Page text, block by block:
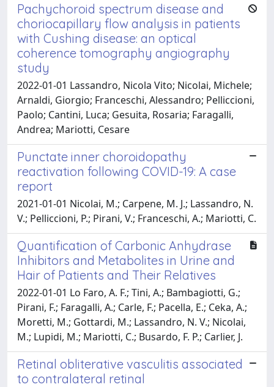
Pachychoroid spectrum disease and
choriocapillary flow analysis in patients
with Cushing disease: an optical
coherence tomography angiography
study
2022-01-01 Lassandro, Nicola Vito; Nicolai, Michele;
Arnaldi, Giorgio; Franceschi, Alessandro; Pelliccioni,
Paolo; Cantini, Luca; Gesuita, Rosaria; Faragalli,
Andrea; Mariotti, Cesare
Punctate inner choroidopathy
reactivation following COVID-19: A case
report
2021-01-01 Nicolai, M.; Carpene, M. J.; Lassandro, N.
V.; Pelliccioni, P.; Pirani, V.; Franceschi, A.; Mariotti, C.
Quantification of Carbonic Anhydrase
Inhibitors and Metabolites in Urine and
Hair of Patients and Their Relatives
2022-01-01 Lo Faro, A. F.; Tini, A.; Bambagiotti, G.;
Pirani, F.; Faragalli, A.; Carle, F.; Pacella, E.; Ceka, A.;
Moretti, M.; Gottardi, M.; Lassandro, N. V.; Nicolai,
M.; Lupidi, M.; Mariotti, C.; Busardo, F. P.; Carlier, J.
Retinal obliterative vasculitis associated
to contralateral retinal